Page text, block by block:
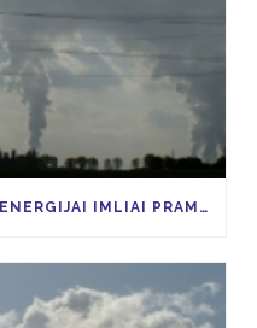
VIAP LENGVATA ELEKTROS ENERGIJAI IMLIAI PRAMONEI